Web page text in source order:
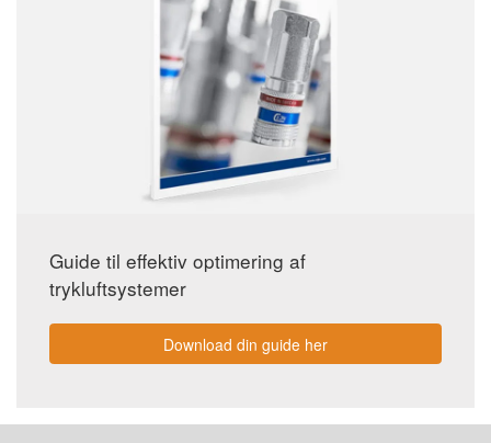
Guide til effektiv optimering af
trykluftsystemer
Download din guide her